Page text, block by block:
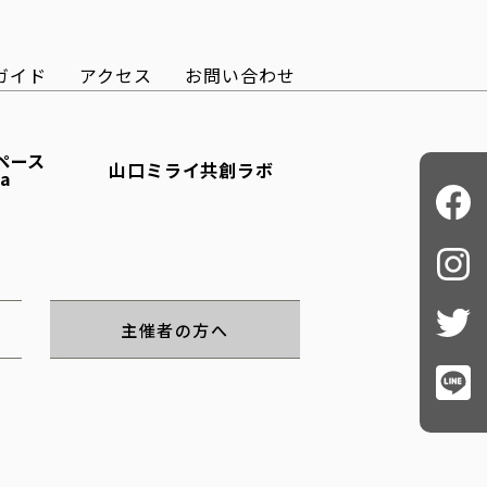
イド アクセス お問い合わせ
ース 山口ミライ共創ラボ
主催者の方へ